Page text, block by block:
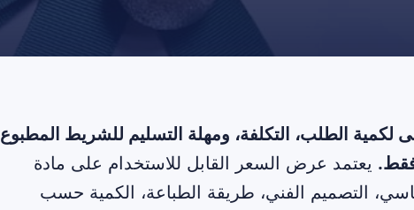
لكمية الطلب، التكلفة، ومهلة التسليم للشريط المطبوع
يعتمد عرض السعر القابل للاستخدام على مادة
التصميم الفني، طريقة الطباعة، الكمية حسب